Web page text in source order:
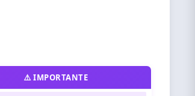
⚠️ IMPORTANTE